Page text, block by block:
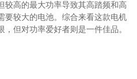
较高的最大功率导致其高踏频和高
要较大的电池。综合来看这款电机
但对功率爱好者则是一件佳品。